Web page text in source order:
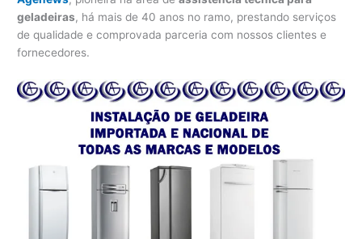
geladeiras, há mais de 40 anos no ramo, prestando serviços
de qualidade e comprovada parceria com nossos clientes e
fornecedores.